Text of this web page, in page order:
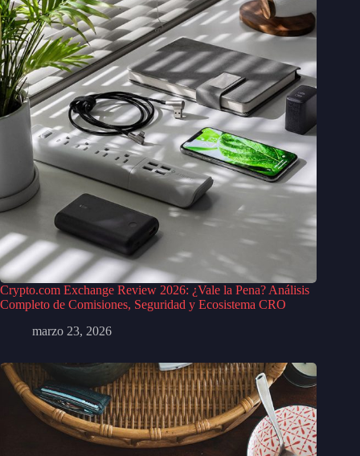
Crypto.com Exchange Review 2026: ¿Vale la Pena? Análisis
Completo de Comisiones, Seguridad y Ecosistema CRO
marzo 23, 2026